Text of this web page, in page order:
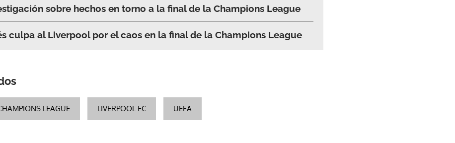
sobre hechos en torno a la final de la Champions League
culpa al Liverpool por el caos en la final de la Champions League
LEAGUE LIVERPOOL FC UEFA